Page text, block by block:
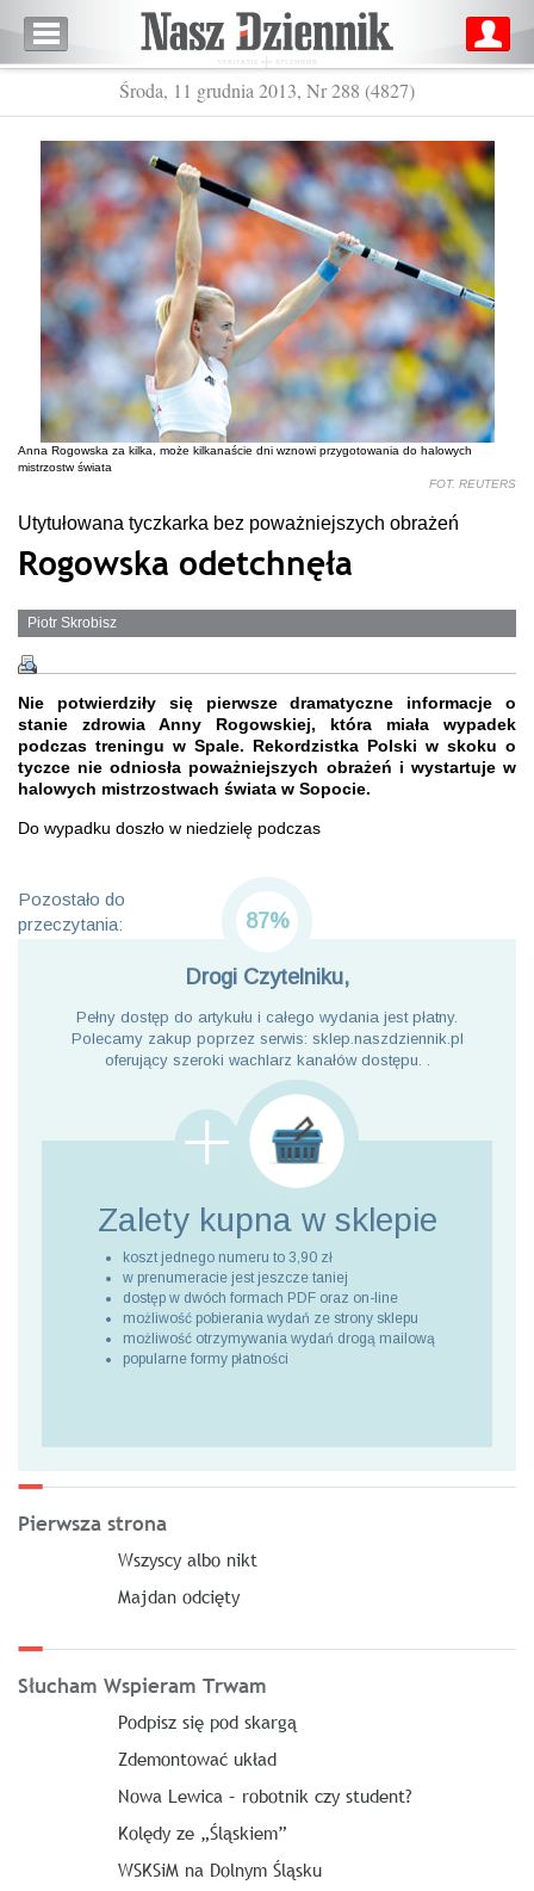
Środa, 11 grudnia 2013, Nr 288 (4827)
Anna Rogowska za kilka, może kilkanaście dni wznowi przygotowania do halowych
mistrzostw świata
FOT. REUTERS
Utytułowana tyczkarka bez poważniejszych obrażeń
Rogowska odetchnęła
Piotr Skrobisz
Nie potwierdziły się pierwsze dramatyczne informacje o
stanie zdrowia Anny Rogowskiej, która miała wypadek
podczas treningu w Spale. Rekordzistka Polski w skoku o
tyczce nie odniosła poważniejszych obrażeń i wystartuje w
halowych mistrzostwach świata w Sopocie.
Do wypadku doszło w niedzielę podczas
Pozostało do
przeczytania:
87%
Drogi Czytelniku,
Pełny dostęp do artykułu i całego wydania jest płatny.
Polecamy zakup poprzez serwis: sklep.naszdziennik.pl
oferujący szeroki wachlarz kanałów dostępu. .
Zalety kupna w sklepie
koszt jednego numeru to 3,90 zł
w prenumeracie jest jeszcze taniej
dostęp w dwóch formach PDF oraz on-line
możliwość pobierania wydań ze strony sklepu
możliwość otrzymywania wydań drogą mailową
popularne formy płatności
Pierwsza strona
Wszyscy albo nikt
Majdan odcięty
Słucham Wspieram Trwam
Podpisz się pod skargą
Zdemontować układ
Nowa Lewica – robotnik czy student?
Kolędy ze „Śląskiem”
WSKSiM na Dolnym Śląsku